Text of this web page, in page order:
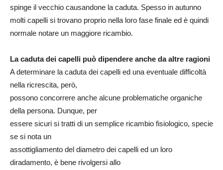
spinge il vecchio causandone la caduta. Spesso in autunno
molti capelli si trovano proprio nella loro fase finale ed è quindi
normale notare un maggiore ricambio.
La caduta dei capelli può dipendere anche da altre ragioni
A determinare la caduta dei capelli ed una eventuale difficoltà
nella ricrescita, però,
possono concorrere anche alcune problematiche organiche
della persona. Dunque, per
essere sicuri si tratti di un semplice ricambio fisiologico, specie
se si nota un
assottigliamento del diametro dei capelli ed un loro
diradamento, è bene rivolgersi allo